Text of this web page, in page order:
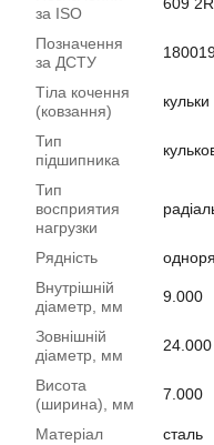
за ISO
Позначення
за ДСТУ
Тіла кочення
(ковзання)
кульки
Тип
підшипника
Тип
восприятия
нагрузки
Рядність
Внутрішній
діаметр, мм
9.000
Зовнішній
діаметр, мм
24.000
Висота
(ширина), мм
7.000
Матеріал
сталь